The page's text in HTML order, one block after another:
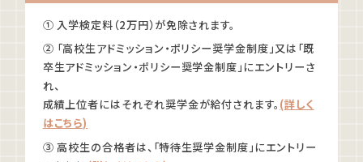
① 入学検定料（2万円）が免除されます。
② 「高校生アドミッション・ポリシー奨学金制度」又は「既
卒生アドミッション・ポリシー奨学金制度」にエントリーさ
れ、
成績上位者にはそれぞれ奨学金が給付されます。 (詳しく
はこちら)
③ 高校生の合格者は、「特待生奨学金制度」にエントリー